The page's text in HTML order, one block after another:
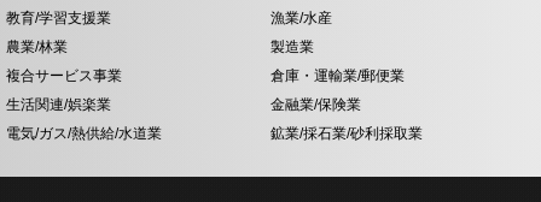
教育/学習支援業
漁業/水産
農業/林業
製造業
複合サービス事業
倉庫・運輸業/郵便業
生活関連/娯楽業
金融業/保険業
電気/ガス/熱供給/水道業
鉱業/採石業/砂利採取業